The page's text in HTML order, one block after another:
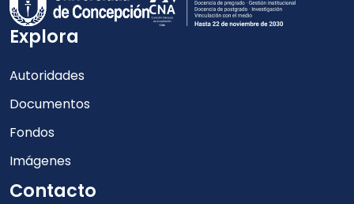
Explora
Autoridades
Documentos
Fondos
Imágenes
Contacto